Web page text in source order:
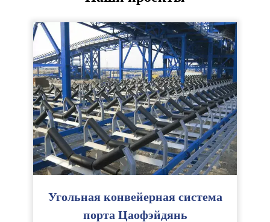
Угольная конвейерная система
порта Цаофэйдянь